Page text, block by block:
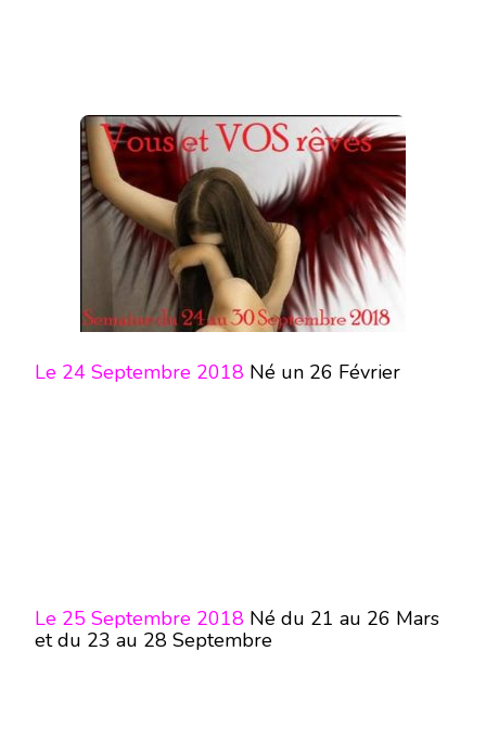
Le 24 Septembre 2018 Né un 26 Février
Le 25 Septembre 2018 Né du 21 au 26 Mars
et du 23 au 28 Septembre